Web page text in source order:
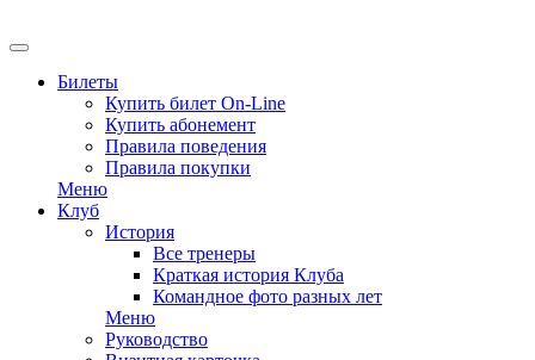
Билеты
Купить билет On-Line
Купить абонемент
Правила поведения
Правила покупки
Меню
Клуб
История
Все тренеры
Краткая история Клуба
Командное фото разных лет
Меню
Руководство